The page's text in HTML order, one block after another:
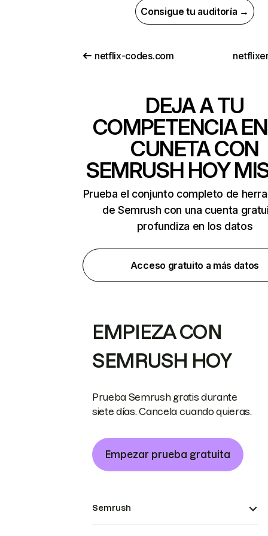
Consigue tu auditoría →
netflix-codes.com
DEJA A TU
COMPETENCIA
CUNETA CON
SEMRUSH HOY
Prueba el conjunto completo de
de Semrush con una cuenta
profundiza en los datos
Acceso gratuito a más datos
EMPIEZA CON
SEMRUSH HOY
Prueba Semrush gratis durante
siete días. Cancela cuando quieras.
Empezar prueba gratuita
Semrush